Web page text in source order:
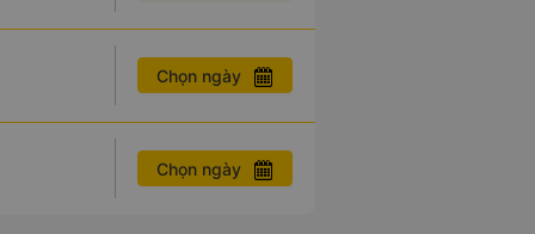
Chọn ngày
Chọn ngày